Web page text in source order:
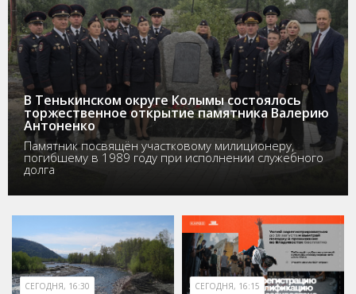
В Тенькинском округе Колымы состоялось
торжественное открытие памятника Валерию
Антоненко
Памятник посвящён участковому милиционеру,
погибшему в 1989 году при исполнении служебного
долга
СЕГОДНЯ, 16:30 СЕГОДНЯ, 16:15